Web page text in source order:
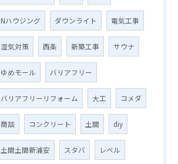
Nハウジング ダウンライト 電気工事
湿気対策 西条 新築工事 サウナ
ゆめモール バリアフリー
バリアフリーリフォーム 大工 コメダ
商談 コンクリート 土間 diy
土間土間新浦安 スタバ レベル